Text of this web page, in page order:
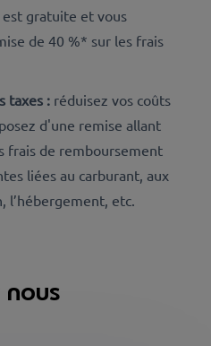
gratuite et vous
de 40 %* sur les frais
taxes : réduisez vos coûts
d'une remise allant
frais de remboursement
liées au carburant, aux
l’hébergement, etc.
nous